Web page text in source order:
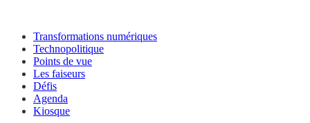
Transformations numériques
Technopolitique
Points de vue
Les faiseurs
Défis
Agenda
Kiosque